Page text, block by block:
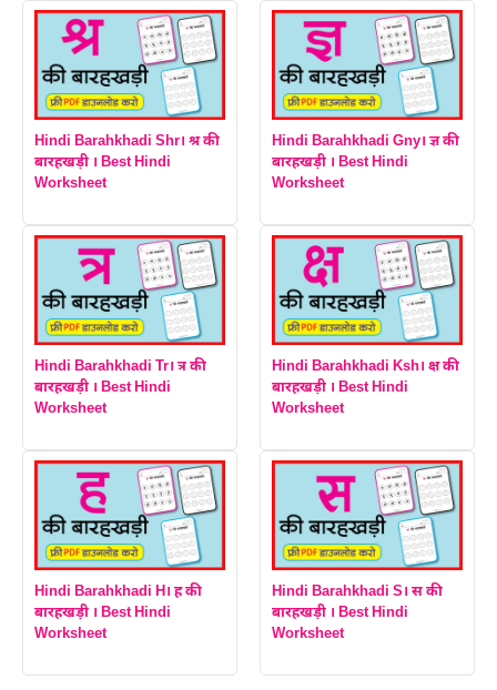
Hindi Barahkhadi Shr। श्र की
बारहखड़ी । Best Hindi
Worksheet
Hindi Barahkhadi Gny। ज्ञ की
बारहखड़ी । Best Hindi
Worksheet
Hindi Barahkhadi Tr। त्र की
बारहखड़ी । Best Hindi
Worksheet
Hindi Barahkhadi Ksh। क्ष की
बारहखड़ी । Best Hindi
Worksheet
Hindi Barahkhadi H। ह की
बारहखड़ी । Best Hindi
Worksheet
Hindi Barahkhadi S। स की
बारहखड़ी । Best Hindi
Worksheet